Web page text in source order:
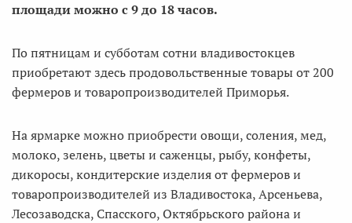
площади можно с 9 до 18 часов.
По пятницам и субботам сотни владивостокцев
приобретают здесь продовольственные товары от 200
фермеров и товаропроизводителей Приморья.
На ярмарке можно приобрести овощи, соления, мед,
молоко, зелень, цветы и саженцы, рыбу, конфеты,
дикоросы, кондитерские изделия от фермеров и
товаропроизводителей из Владивостока, Арсеньева,
Лесозаводска, Спасского, Октябрьского района и